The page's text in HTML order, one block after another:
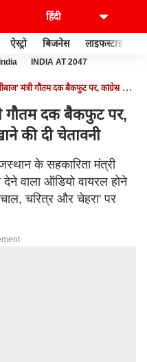
ऐस्ट्रो बिजनेस लाइफस्टाइल
INDIA AT 2047
मंत्री गौतम दक बैकफुट पर, कांग्रेस ने
गौतम दक बैकफुट पर,
की दी चेतावनी
के सहकारिता मंत्री
देने वाला ऑडियो वायरल होने
चरित्र और चेहरा' पर